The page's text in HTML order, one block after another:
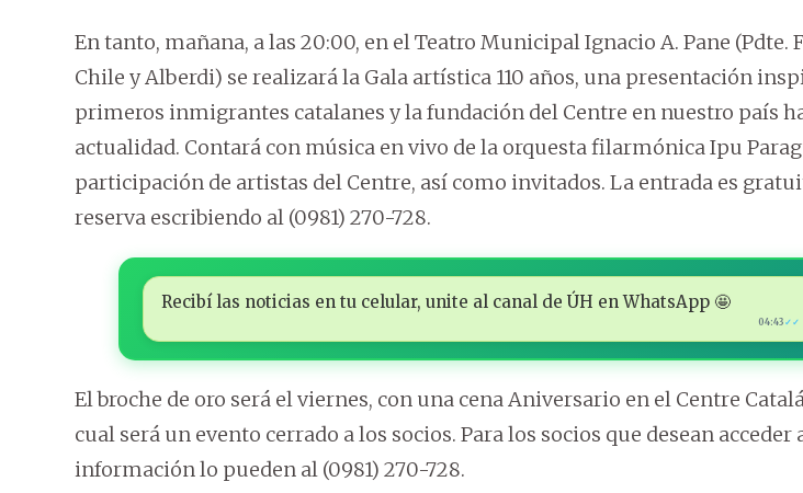
En tanto, mañana, a las 20:00, en el Teatro Municipal Ignacio A. Pane (Pdte.
Chile y Alberdi) se realizará la Gala artística 110 años, una presentación
primeros inmigrantes catalanes y la fundación del Centre en nuestro país
actualidad. Contará con música en vivo de la orquesta filarmónica Ipu
participación de artistas del Centre, así como invitados. La entrada es
reserva escribiendo al (0981) 270-728.
Recibí las noticias en tu celular, unite al canal de ÚH en WhatsApp 🤩
04:43 ✓✓
El broche de oro será el viernes, con una cena Aniversario en el Centre
cual será un evento cerrado a los socios. Para los socios que desean acceder
información lo pueden al (0981) 270-728.